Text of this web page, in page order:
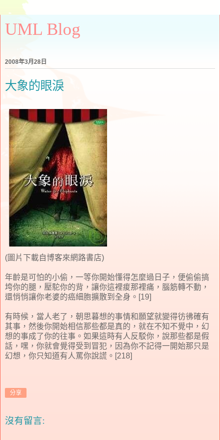
UML Blog
2008年3月28日
大象的眼淚
(圖片下載自博客來網路書店)
年齡是可怕的小偷，一等你開始懂得怎麼過日子，便偷偷搞
垮你的腿，壓駝你的背，讓你這裡痠那裡痛，腦筋轉不動，
還悄悄讓你老婆的癌細胞擴散到全身。[19]
有時候，當人老了，朝思暮想的事情和願望就變得彷彿確有
其事，然後你開始相信那些都是真的，就在不知不覺中，幻
想的事成了你的往事。如果這時有人反駁你，說那些都是假
話，嘿，你就會覺得受到冒犯，因為你不記得一開始那只是
幻想，你只知道有人罵你說謊。[218]
分享
沒有留言: